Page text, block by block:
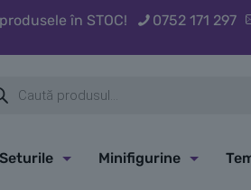
în STOC! 0752 171 297
Minifigurine